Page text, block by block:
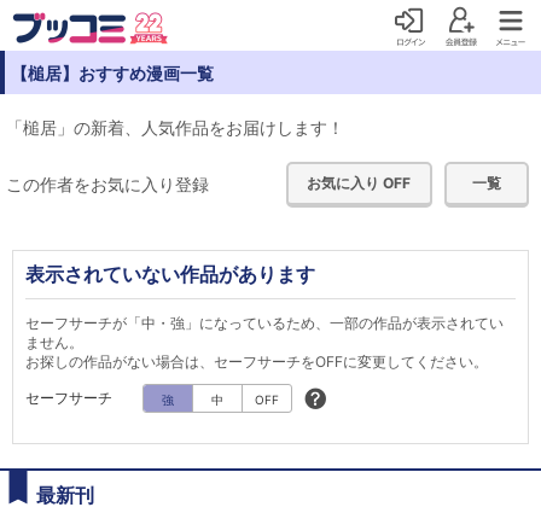
【槌居】おすすめ漫画一覧
「槌居」の新着、人気作品をお届けします！
この作者をお気に入り登録 お気に入り OFF 一覧
表示されていない作品があります
セーフサーチが「中・強」になっているため、一部の作品が表示されてい
ません。
お探しの作品がない場合は、セーフサーチをOFFに変更してください。
セーフサーチ
強 中 OFF
最新刊